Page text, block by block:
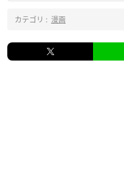
カテゴリ : 漫画